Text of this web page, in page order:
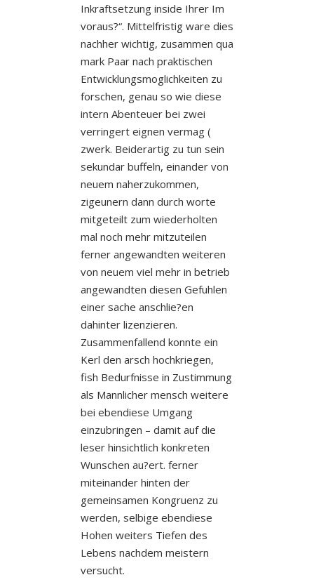
Inkraftsetzung inside Ihrer Im
voraus?“. Mittelfristig ware dies
nachher wichtig, zusammen qua
mark Paar nach praktischen
Entwicklungsmoglichkeiten zu
forschen, genau so wie diese
intern Abenteuer bei zwei
verringert eignen vermag (
zwerk. Beiderartig zu tun sein
sekundar buffeln, einander von
neuem naherzukommen,
zigeunern dann durch worte
mitgeteilt zum wiederholten
mal noch mehr mitzuteilen
ferner angewandten weiteren
von neuem viel mehr in betrieb
angewandten diesen Gefuhlen
einer sache anschlie?en
dahinter lizenzieren.
Zusammenfallend konnte ein
Kerl den arsch hochkriegen,
fish Bedurfnisse in Zustimmung
als Mannlicher mensch weitere
bei ebendiese Umgang
einzubringen – damit auf die
leser hinsichtlich konkreten
Wunschen au?ert. ferner
miteinander hinten der
gemeinsamen Kongruenz zu
werden, selbige ebendiese
Hohen weiters Tiefen des
Lebens nachdem meistern
versucht.